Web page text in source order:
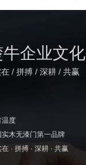
牛企业文化
在 / 拼搏 / 深耕 / 共赢
温度
木无漆门第一品牌
· 拼搏 · 深耕 · 共赢